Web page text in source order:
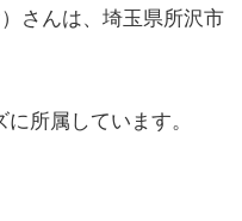
さんは、埼玉県所沢市
所属しています。